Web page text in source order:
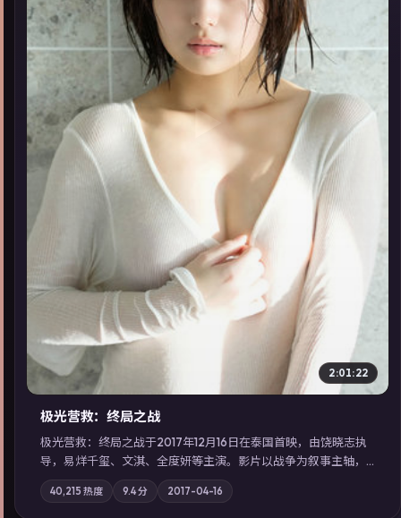
▶
2:01:22
极光营救：终局之战
极光营救：终局之战于2017年12月16日在泰国首映，由饶晓志执
导，易烊千玺、文淇、全度妍等主演。影片以战争为叙事主轴，
一场意外将众人卷入不可撤回的连锁反应；摄影与配乐强化地域
气质；站内亦可通过「国产免费观看高清电视剧在线看」延展检
40,215 热度 9.4分 2017-04-16